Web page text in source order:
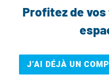
Profitez de
J’AI DÉJÀ UN